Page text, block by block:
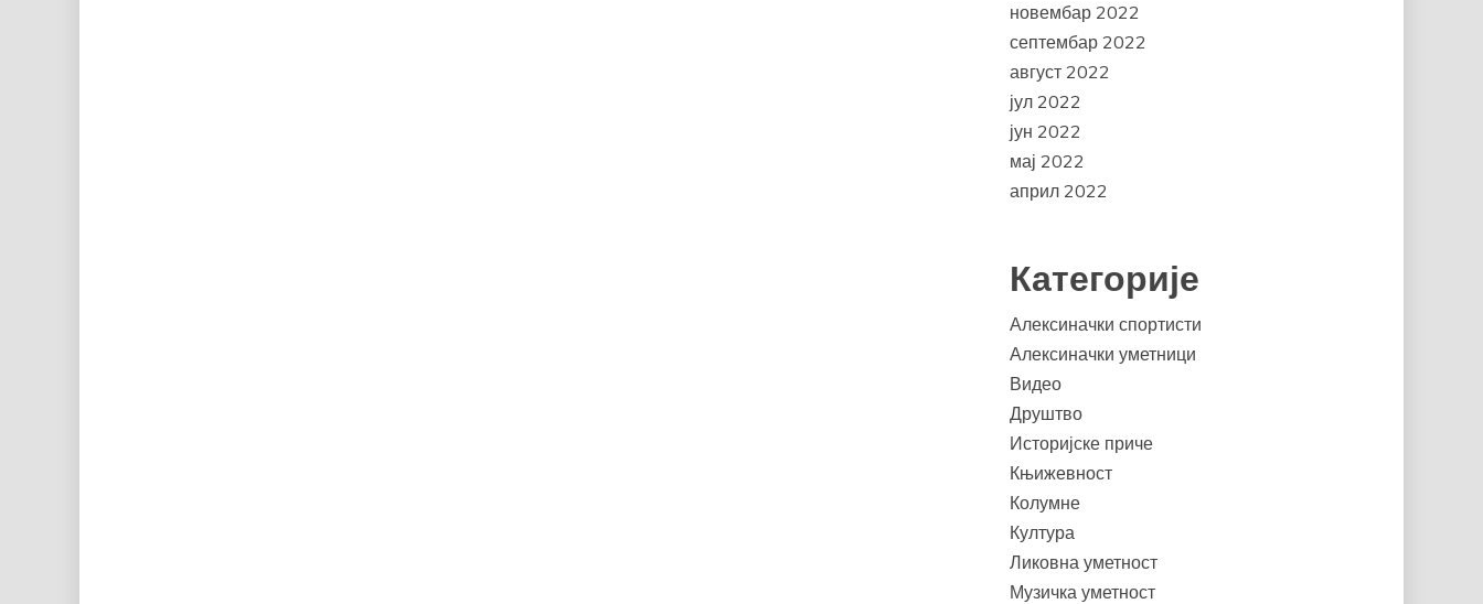
новембар 2022
септембар 2022
август 2022
јул 2022
јун 2022
мај 2022
април 2022
Категорије
Алексиначки спортисти
Алексиначки уметници
Видео
Друштво
Историјске приче
Књижевност
Колумне
Култура
Ликовна уметност
Музичка уметност